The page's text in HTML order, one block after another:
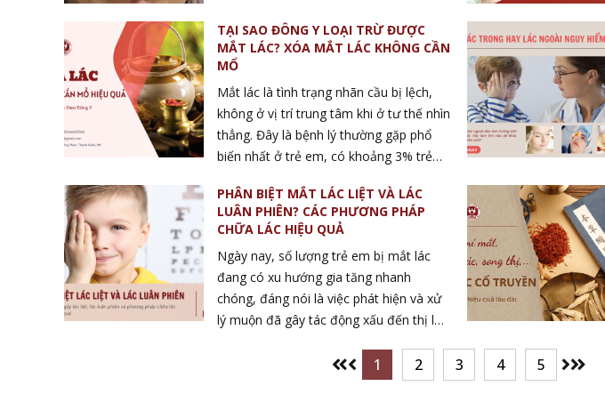
cầu, mắt lác Phương pháp điều trị: Phục
hồi dây thần kinh vận nhãn khỏe mạnh
trở lại, điều khiển được nhãn cầu thì tình
trạng lác được khắc phục
TẠI SAO ĐÔNG Y LOẠI TRỪ ĐƯỢC
MẮT LÁC? XÓA MẮT LÁC KHÔNG CẦN
MỔ
Mắt lác là tình trạng nhãn cầu bị lệch,
không ở vị trí trung tâm khi ở tư thế nhìn
thẳng. Đây là bệnh lý thường gặp phổ
biến nhất ở trẻ em, có khoảng 3% trẻ
cho biết, mắt lác nếu không được trị tận
gốc có thể khiến ½ số trẻ bị lác mất đi
một phần thị lực do biến chứng nhược
thị. Hiện nay, Đông Y là phương pháp trị
lác đem đến nhiều hiệu quả. Cùng tìm
hiểu phương pháp Đông Y trị mắt lác,
xoá lác không cần mổ?
PHÂN BIỆT MẮT LÁC LIỆT VÀ LÁC
LUÂN PHIÊN? CÁC PHƯƠNG PHÁP
CHỮA LÁC HIỆU QUẢ
Ngày nay, số lượng trẻ em bị mắt lác
đang có xu hướng gia tăng nhanh
chóng, đáng nói là việc phát hiện và xử
lý muộn đã gây tác động xấu đến thị lực
hiện của các tật khúc xạ. Phổ biến nhất
là hai dạng lác liệt và lác luân phiên. Vậy
1 2 3 4 5